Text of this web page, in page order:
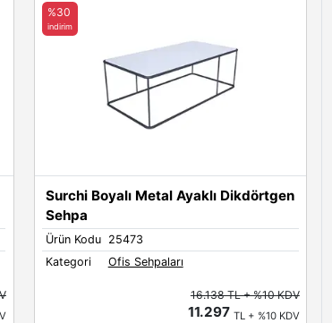
Surchi Boyalı Metal Ayaklı Dikdörtgen
Sehpa
Ürün Kodu
25473
Kategori
Ofis Sehpaları
%30
indirim
16.138 TL + %10 KDV
11.297 TL + %10 KDV